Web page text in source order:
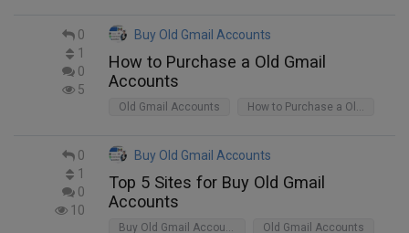
0
1
0
5
Buy Old Gmail Accounts
How to Purchase a Old Gmail
Accounts
Old Gmail Accounts How to Purchase a Old Gmail Accounts
0
1
0
10
Buy Old Gmail Accounts
Top 5 Sites for Buy Old Gmail
Accounts
Buy Old Gmail Accounts
Old Gmail Accounts